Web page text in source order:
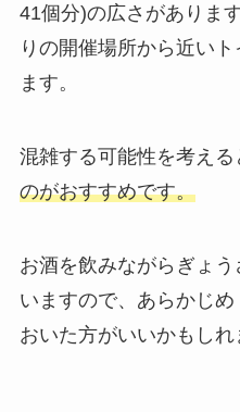
41個分)の広さがありま
りの開催場所から近い
ます。
混雑する可能性を考える
のがおすすめです。
お酒を飲みながらぎょ
いますので、あらかじ
おいた方がいいかもしれ